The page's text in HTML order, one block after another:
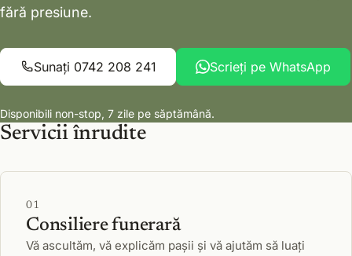
fără presiune.
Sunați 0742 208 241 Scrieți pe WhatsApp
Disponibili non-stop, 7 zile pe săptămână.
Servicii înrudite
01
Consiliere funerară
Vă ascultăm, vă explicăm pașii și vă ajutăm să luați